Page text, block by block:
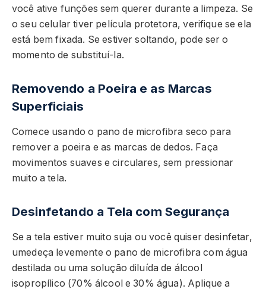
você ative funções sem querer durante a limpeza. Se
o seu celular tiver película protetora, verifique se ela
está bem fixada. Se estiver soltando, pode ser o
momento de substituí-la.
Removendo a Poeira e as Marcas
Superficiais
Comece usando o pano de microfibra seco para
remover a poeira e as marcas de dedos. Faça
movimentos suaves e circulares, sem pressionar
muito a tela.
Desinfetando a Tela com Segurança
Se a tela estiver muito suja ou você quiser desinfetar,
umedeça levemente o pano de microfibra com água
destilada ou uma solução diluída de álcool
isopropílico (70% álcool e 30% água). Aplique a